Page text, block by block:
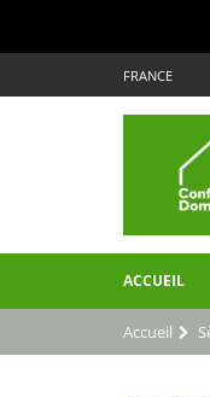
FRANCE
ACCUEIL
Accueil